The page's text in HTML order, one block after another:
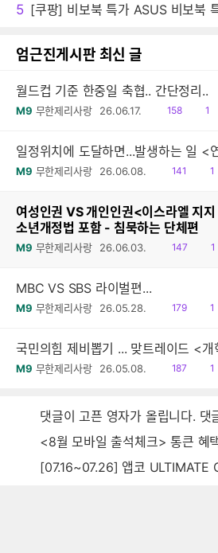
5
엄근진게시판 최신 글
월드컵 기준 한중일 축협.. 간단정리..
M9 무한제리사랑 26.06.17.
읽
158
공1
일정위치에 도달하면...발생하는 일 <
M9 무한제리사랑 26.06.08.
읽
141
공1
여성인권 VS 개인인권<이스라엘 지지 종교 > 추가 내용 촉법
소년개정법 포함 - 침묵하는 단체편
M9 무한제리사랑 26.06.03.
읽
147
공1
MBC VS SBS 라이벌편...
M9 무한제리사랑 26.05.28.
읽
179
공1
국민의힘 제비뽑기 ... 맞트레
M9 무한제리사랑 26.05.08.
읽
187
공1
댓글이 고픈 영자가 올립니다. 댓
<8월 모바일 출석체크> 통큰 혜
[07.16~07.26] 앱코 ULTIMATE GX850